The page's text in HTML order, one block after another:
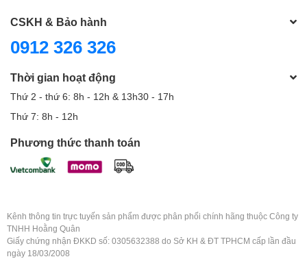
CSKH & Bảo hành
0912 326 326
Thời gian hoạt động
Thứ 2 - thứ 6: 8h - 12h & 13h30 - 17h
Thứ 7: 8h - 12h
Phương thức thanh toán
Kênh thông tin trực tuyến sản phẩm được phân phối chính hãng thuộc Công ty
TNHH Hoằng Quân
Giấy chứng nhận ĐKKD số: 0305632388 do Sở KH & ĐT TPHCM cấp lần đầu
ngày 18/03/2008